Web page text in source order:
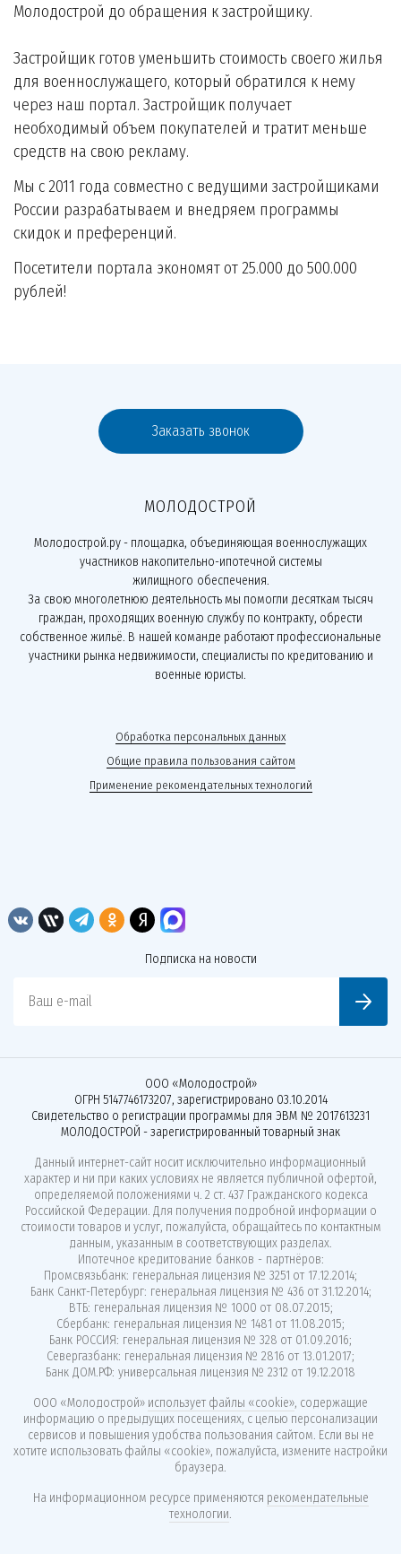
Молодострой до обращения к застройщику.
Застройщик готов уменьшить стоимость своего жилья
для военнослужащего, который обратился к нему
через наш портал. Застройщик получает
необходимый объем покупателей и тратит меньше
средств на свою рекламу.
Мы с 2011 года совместно с ведущими застройщиками
России разрабатываем и внедряем программы
скидок и преференций.
Посетители портала экономят от 25.000 до 500.000
рублей!
Заказать звонок
МОЛОДОСТРОЙ
Молодострой.ру - площадка, объединяющая военнослужащих
участников накопительно-ипотечной системы
жилищного обеспечения.
За свою многолетнюю деятельность мы помогли десяткам тысяч
граждан, проходящих военную службу по контракту, обрести
собственное жильё. В нашей команде работают профессиональные
участники рынка недвижимости, специалисты по кредитованию и
военные юристы.
Обработка персональных данных
Общие правила пользования сайтом
Применение рекомендательных технологий
Подписка на новости
Ваш e-mail
ООО «Молодострой»
ОГРН 5147746173207, зарегистрировано 03.10.2014
Свидетельство о регистрации программы для ЭВМ № 2017613231
МОЛОДОСТРОЙ - зарегистрированный товарный знак
Данный интернет-сайт носит исключительно информационный
характер и ни при каких условиях не является публичной офертой,
определяемой положениями ч. 2 ст. 437 Гражданского кодекса
Российской Федерации. Для получения подробной информации о
стоимости товаров и услуг, пожалуйста, обращайтесь по контактным
данным, указанным в соответствующих разделах.
Ипотечное кредитование банков - партнёров:
Промсвязьбанк: генеральная лицензия № 3251 от 17.12.2014;
Банк Санкт-Петербург: генеральная лицензия № 436 от 31.12.2014;
ВТБ: генеральная лицензия № 1000 от 08.07.2015;
Сбербанк: генеральная лицензия № 1481 от 11.08.2015;
Банк РОССИЯ: генеральная лицензия № 328 от 01.09.2016;
Севергазбанк: генеральная лицензия № 2816 от 13.01.2017;
Банк ДОМ.РФ: универсальная лицензия № 2312 от 19.12.2018
ООО «Молодострой» использует файлы «cookie», содержащие
информацию о предыдущих посещениях, с целью персонализации
сервисов и повышения удобства пользования сайтом. Если вы не
хотите использовать файлы «cookie», пожалуйста, измените настройки
браузера.
На информационном ресурсе применяются рекомендательные
технологии.